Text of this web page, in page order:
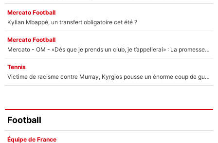
Mercato Football
Kylian Mbappé, un transfert obligatoire cet été ?
Mercato Football
Mercato - OM - «Dès que je prends un club, je t’appellerai» : La promesse de Marcelino au moment de claquer la porte
Tennis
Victime de racisme contre Murray, Kyrgios pousse un énorme coup de gueule !
Football
Équipe de France